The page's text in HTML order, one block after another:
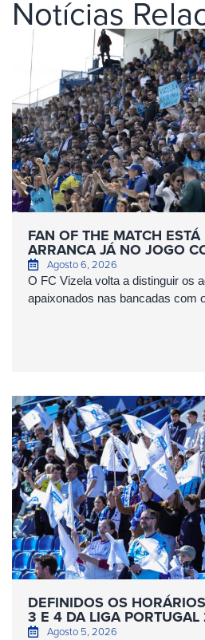
Notícias
FAN OF THE MATCH
ARRANCA JÁ NO JOGO
Agosto 6, 2026
O FC Vizela volta a distinguir os
apaixonados nas bancadas com
DEFINIDOS OS
3 E 4 DA LIGA PORTUGAL
Agosto 5, 2026